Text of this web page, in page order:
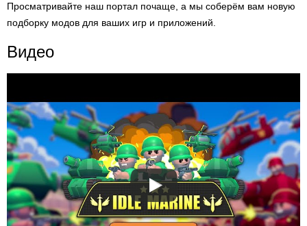
Просматривайте наш портал почаще, а мы соберём вам новую
подборку модов для ваших игр и приложений.
Видео